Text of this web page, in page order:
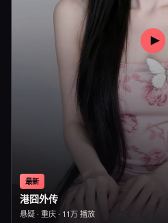
最新
港囧外传
悬疑 · 重庆 · 11万 播放